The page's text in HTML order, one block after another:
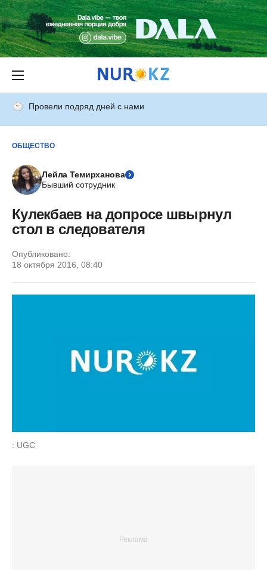
Провели подряд дней с нами
ОБЩЕСТВО
Лейла Темирханова
Бывший сотрудник
Кулекбаев на допросе швырнул
стол в следователя
Опубликовано:
18 октября 2016, 08:40
: UGC